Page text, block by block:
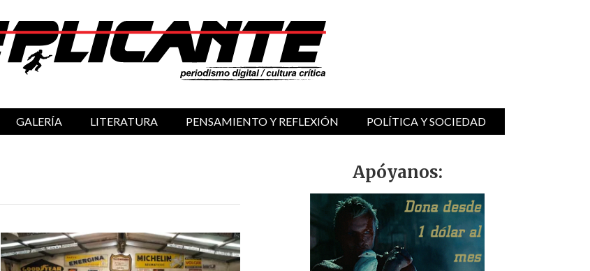
GALERÍA LITERATURA PENSAMIENTO Y REFLEXIÓN POLÍTICA Y SOCIEDAD
Apóyanos: